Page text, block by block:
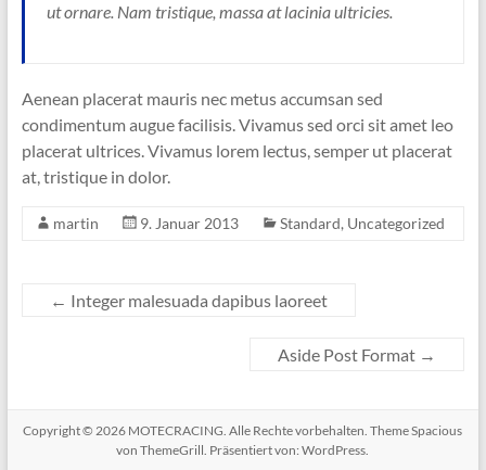
ut ornare. Nam tristique, massa at lacinia ultricies.
Aenean placerat mauris nec metus accumsan sed
condimentum augue facilisis. Vivamus sed orci sit amet leo
placerat ultrices. Vivamus lorem lectus, semper ut placerat
at, tristique in dolor.
martin 9. Januar 2013 Standard, Uncategorized
← Integer malesuada dapibus laoreet
Aside Post Format →
Copyright © 2026 MOTECRACING. Alle Rechte vorbehalten. ThemeSpacious
von ThemeGrill. Präsentiert von:WordPress.